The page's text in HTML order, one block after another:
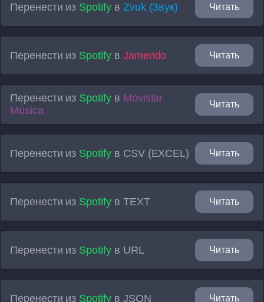
Перенести из Spotifyв Zvuk (Звук) Читать
Перенести из Spotifyв Jamendo Читать
Перенести из Spotifyв Movistar
Música
Читать
Перенести из Spotifyв CSV (EXCEL) Читать
Перенести из Spotifyв TEXT Читать
Перенести из Spotifyв URL Читать
Перенести из Spotifyв JSON Читать